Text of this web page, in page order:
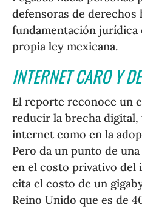
defensoras de derechos
fundamentación jurídica
propia ley mexicana.
INTERNET CARO Y
El reporte reconoce un
reducir la brecha digital,
internet como en la
Pero da un punto de
en el costo privativo del
cita el costo de un
Reino Unido que es de